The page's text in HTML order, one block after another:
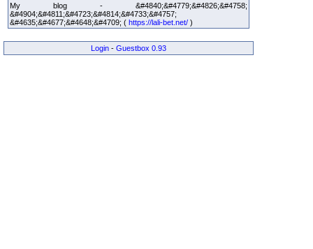
My blog - &#4840;&#4779;&#4826;&#4758;
&#4904;&#4811;&#4723;&#4814;&#4733;&#4757;
&#4635;&#4677;&#4648;&#4709; ( https://lali-bet.net/ )
Login - Guestbox 0.93